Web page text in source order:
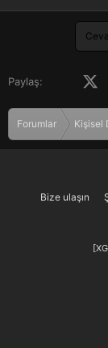
Paylaş:
Forumlar Kişisel
Bize ulaşın